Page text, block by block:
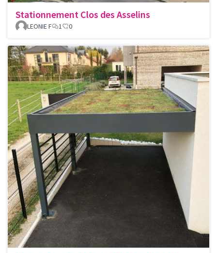
Stationnement Clos des Asselins
LEONIE F 1 0